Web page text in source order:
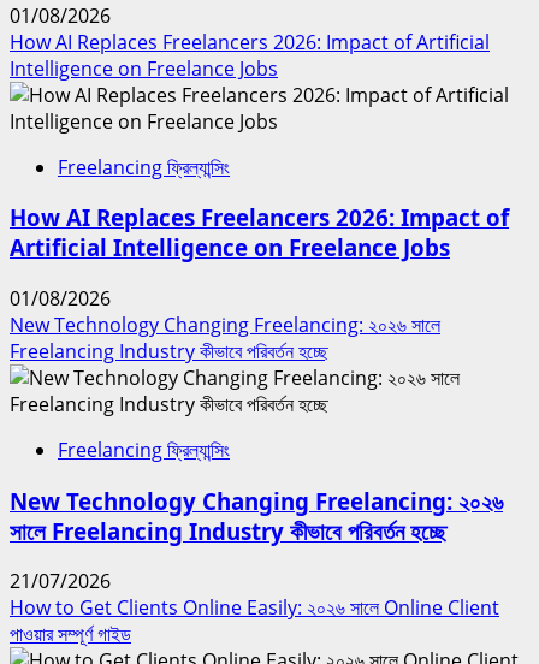
01/08/2026
How AI Replaces Freelancers 2026: Impact of Artificial
Intelligence on Freelance Jobs
Freelancing ফ্রিল্যান্সিং
How AI Replaces Freelancers 2026: Impact of
Artificial Intelligence on Freelance Jobs
01/08/2026
New Technology Changing Freelancing: ২০২৬ সালে
Freelancing Industry কীভাবে পরিবর্তন হচ্ছে
Freelancing ফ্রিল্যান্সিং
New Technology Changing Freelancing: ২০২৬
সালে Freelancing Industry কীভাবে পরিবর্তন হচ্ছে
21/07/2026
How to Get Clients Online Easily: ২০২৬ সালে Online Client
পাওয়ার সম্পূর্ণ গাইড